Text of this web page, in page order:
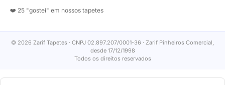
❤️ 25 "gostei" em nossos tapetes
© 2026 Zarif Tapetes · CNPJ 02.897.207/0001-36 · Zarif Pinheiros Comercial,
desde 17/12/1998
Todos os direitos reservados